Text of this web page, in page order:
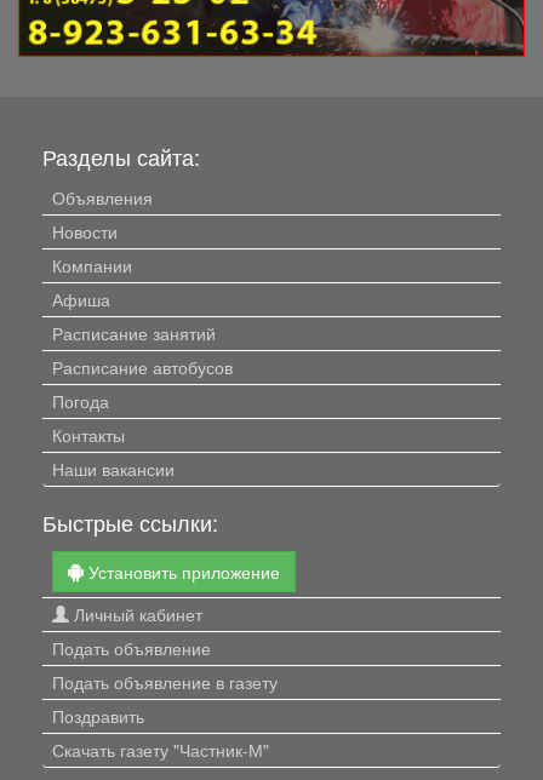
Разделы сайта:
Объявления
Новости
Компании
Афиша
Расписание занятий
Расписание автобусов
Погода
Контакты
Наши вакансии
Быстрые ссылки:
Установить приложение
Личный кабинет
Подать объявление
Подать объявление в газету
Поздравить
Скачать газету "Частник-М"